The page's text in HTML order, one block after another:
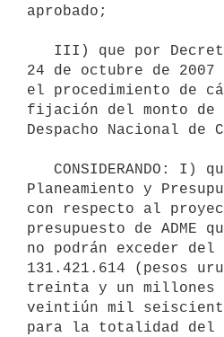
aprobado;
24 de octubre de
el procedimiento de
fijación del monto de
Despacho Nacional de
Planeamiento y
con respecto al
presupuesto de ADME
no podrán exceder del
131.421.614 (pesos
treinta y un millones
veintiún mil
para la totalidad del